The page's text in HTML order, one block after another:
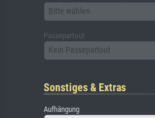
Bitte wählen
Passepartout
Kein Passepartout
Sonstiges & Extras
Aufhängung